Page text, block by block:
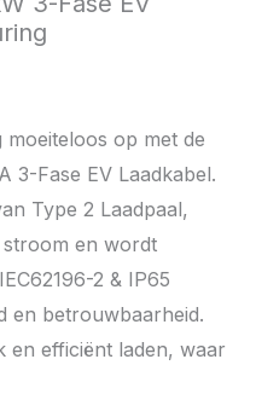
op met de
3-Fase EV Laadkabel.
Type 2 Laadpaal,
en wordt
2 & IP65
en betrouwbaarheid.
en efficiënt laden, waar